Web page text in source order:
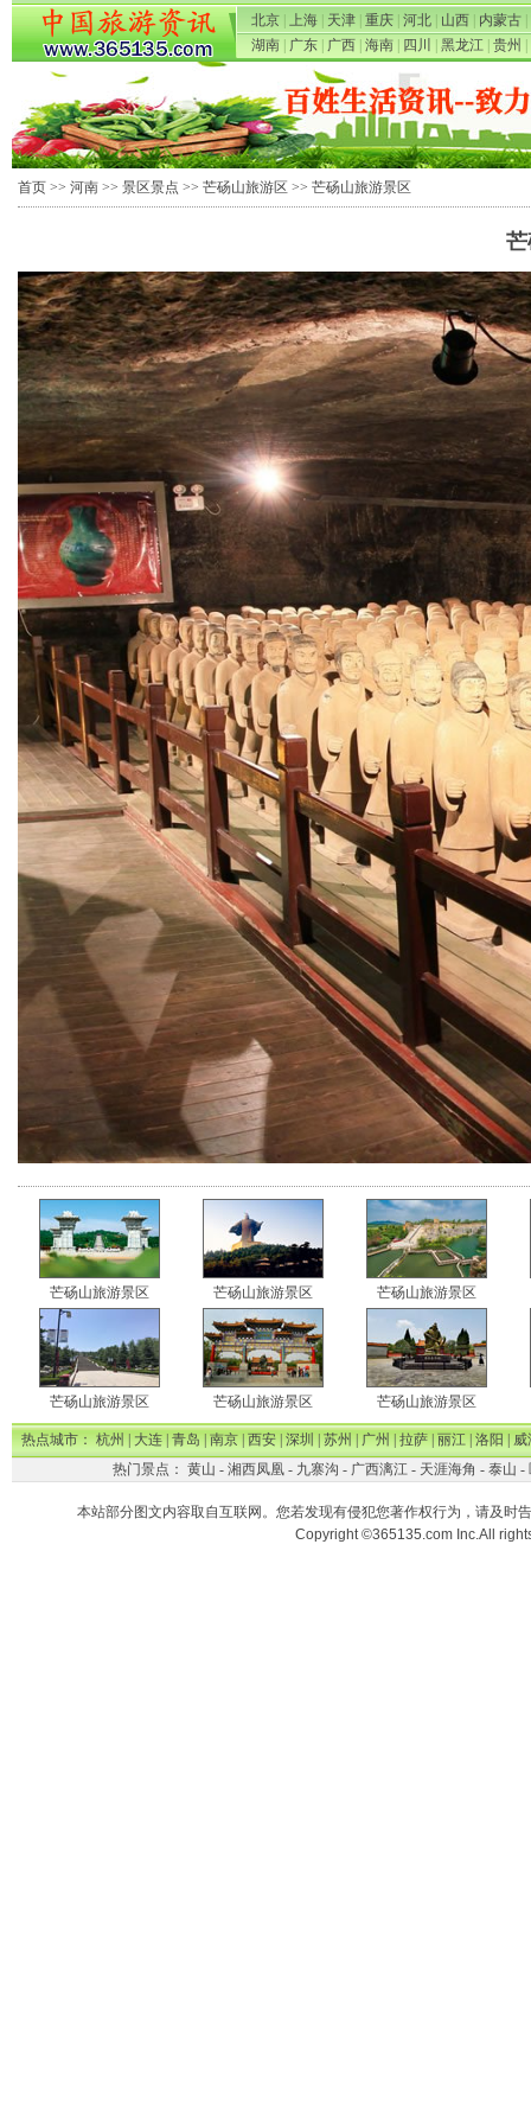
北京 上海 天津 重庆 河北 山西 内蒙古
湖南
广东 广西 海南 四川 黑龙江 贵州
首页 >> 河南 >> 景区景点 >> 芒砀山旅游区 >> 芒砀山旅游景区
芒砀山旅游景区 芒砀山旅游景区 芒砀山旅游景区
芒砀山旅游景区 芒砀山旅游景区 芒砀山旅游景区
热点城市：杭州|大连|青岛|南京|西安|深圳|苏州|广州|拉萨|丽江|洛阳|威
热门景点： 黄山 - 湘西凤凰- 九寨沟 - 广西漓江- 天涯海角 - 泰山 -
本站部分图文内容取自互联网。您若发现有侵犯您著作权行为，请及时
Copyright ©365135.com Inc.All